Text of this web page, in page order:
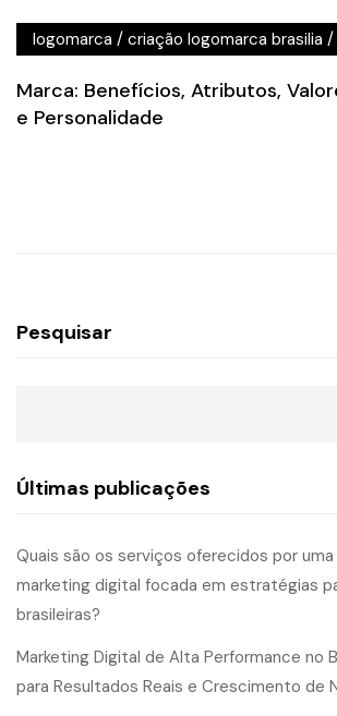
logomarca / criação logomarca brasilia /
Marca: Benefícios, Atributos,
e Personalidade
Pesquisar
Últimas publicações
Quais são os serviços oferecidos por
marketing digital focada em estratégias
brasileiras?
Marketing Digital de Alta Performance no
para Resultados Reais e Crescimento de